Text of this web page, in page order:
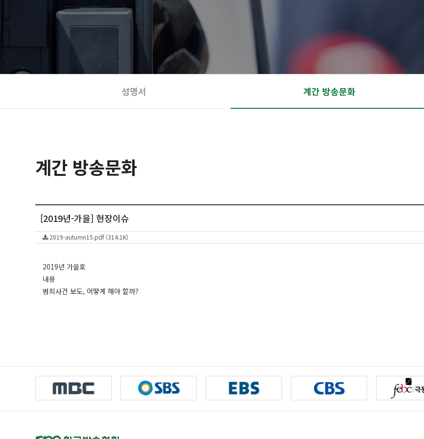
성명서 계간 방송문화
계간 방송문화
[2019년-가을] 현장이슈
2019-autumn15.pdf (314.1K)
2019년 가을호
내용
범죄사건 보도, 어떻게 해야 할까?